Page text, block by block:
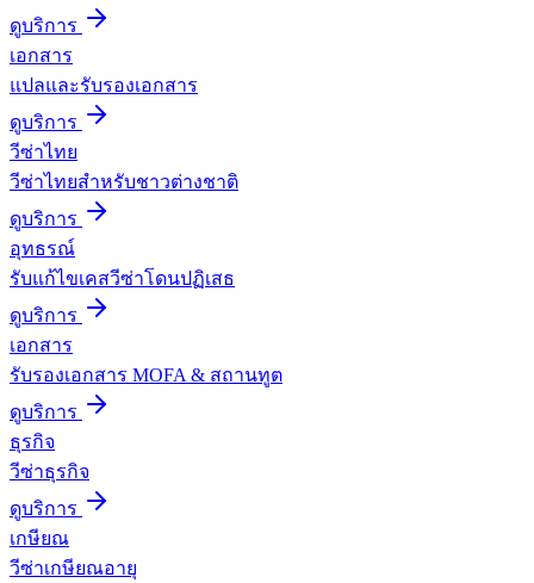
ดูบริการ
เอกสาร
แปลและรับรองเอกสาร
ดูบริการ
วีซ่าไทย
วีซ่าไทยสำหรับชาวต่างชาติ
ดูบริการ
อุทธรณ์
รับแก้ไขเคสวีซ่าโดนปฏิเสธ
ดูบริการ
เอกสาร
รับรองเอกสาร MOFA & สถานทูต
ดูบริการ
ธุรกิจ
วีซ่าธุรกิจ
ดูบริการ
เกษียณ
วีซ่าเกษียณอายุ